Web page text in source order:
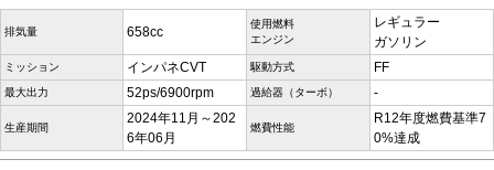
排気量 658cc
使用燃料
エンジン
レギュラー
ガソリン
ミッション インパネCVT 駆動方式 FF
最大出力 52ps/6900rpm 過給器（ターボ） -
生産期間
2024年11月～202
6年06月
燃費性能
R12年度燃費基準7
0%達成